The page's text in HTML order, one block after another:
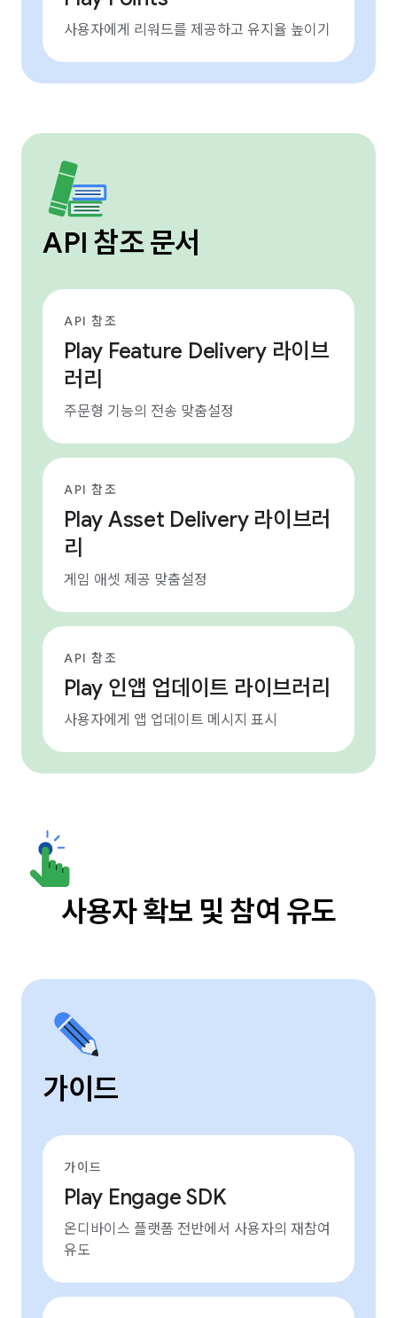
사용자에게 리워드를 제공하고 유지율 높이기
API 참조 문서
API 참조
Play Feature Delivery 라이브
러리
주문형 기능의 전송 맞춤설정
API 참조
Play Asset Delivery 라이브러
리
게임 애셋 제공 맞춤설정
API 참조
Play 인앱 업데이트 라이브러리
사용자에게 앱 업데이트 메시지 표시
사용자 확보 및 참여 유도
가이드
가이드
Play Engage SDK
온디바이스 플랫폼 전반에서 사용자의 재참여
유도